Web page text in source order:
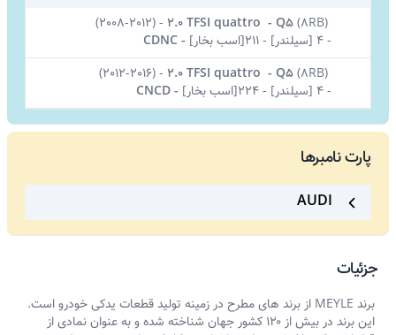
Q5(8RB)
-
2.0 TFSI quattro
-
(2008-2012)
-4 [سیلندر] -211[اسب بخار] -
CDNC
Q5(8RB)
-
2.0 TFSI quattro
-
(2012-2016)
-4 [سیلندر] -224[اسب بخار] -
CNCD
پارت نامبرها
AUDI
جزئیات
برند MEYLE از برند های مطرح در زمینه تولید قطعات یدکی خودرو است.
این برند در بیش از ۱۲۰ کشور جهان شناخته شده و به عنوان نمادی از